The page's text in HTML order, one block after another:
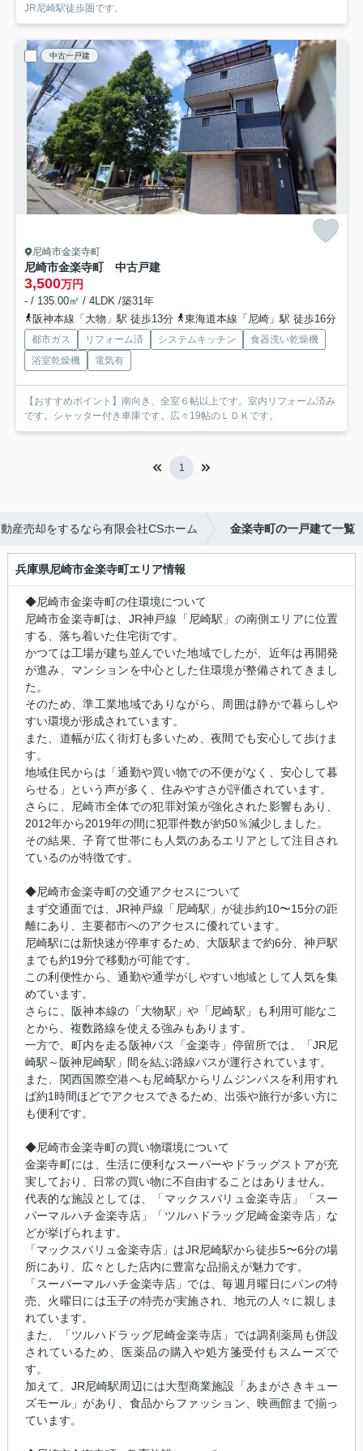
JR尼崎駅徒歩圏です。
中古一戸建
尼崎市金楽寺町
尼崎市金楽寺町 中古戸建
3,500万円
- / 135.00㎡ / 4LDK /築31年
阪神本線「大物」駅 徒歩13分
東海道本線「尼崎」駅 徒歩16分
都市ガス リフォーム済 システムキッチン
食器洗い乾燥機
浴室乾燥機
電気有
【おすすめポイント】南向き、全室６帖以上です。室内リフォーム済み
です。シャッター付き車庫です。広々19帖のＬＤＫです。
1
産売却をするなら有限会社CSホーム 金楽寺町の一戸建て一覧
兵庫県尼崎市金楽寺町エリア情報
◆尼崎市金楽寺町の住環境について
尼崎市金楽寺町は、JR神戸線「尼崎駅」の南側エリアに位置
する、落ち着いた住宅街です。
かつては工場が建ち並んでいた地域でしたが、近年は再開発
が進み、マンションを中心とした住環境が整備されてきまし
た。
そのため、準工業地域でありながら、周囲は静かで暮らしや
すい環境が形成されています。
また、道幅が広く街灯も多いため、夜間でも安心して歩けま
す。
地域住民からは「通勤や買い物での不便がなく、安心して暮
らせる」という声が多く、住みやすさが評価されています。
さらに、尼崎市全体での犯罪対策が強化された影響もあり、
2012年から2019年の間に犯罪件数が約50％減少しました。
その結果、子育て世帯にも人気のあるエリアとして注目され
ているのが特徴です。
◆尼崎市金楽寺町の交通アクセスについて
まず交通面では、JR神戸線「尼崎駅」が徒歩約10〜15分の距
離にあり、主要都市へのアクセスに優れています。
尼崎駅には新快速が停車するため、大阪駅まで約6分、神戸駅
までも約19分で移動が可能です。
この利便性から、通勤や通学がしやすい地域として人気を集
めています。
さらに、阪神本線の「大物駅」や「尼崎駅」も利用可能なこ
とから、複数路線を使える強みもあります。
一方で、町内を走る阪神バス「金楽寺」停留所では、「JR尼
崎駅～阪神尼崎駅」間を結ぶ路線バスが運行されています。
また、関西国際空港へも尼崎駅からリムジンバスを利用すれ
ば約1時間ほどでアクセスできるため、出張や旅行が多い方に
も便利です。
◆尼崎市金楽寺町の買い物環境について
金楽寺町には、生活に便利なスーパーやドラッグストアが充
実しており、日常の買い物に不自由することはありません。
代表的な施設としては、「マックスバリュ金楽寺店」「スー
パーマルハチ金楽寺店」「ツルハドラッグ尼崎金楽寺店」な
どが挙げられます。
「マックスバリュ金楽寺店」はJR尼崎駅から徒歩5〜6分の場
所にあり、広々とした店内に豊富な品揃えが魅力です。
「スーパーマルハチ金楽寺店」では、毎週月曜日にパンの特
売、火曜日には玉子の特売が実施され、地元の人々に親しま
れています。
また、「ツルハドラッグ尼崎金楽寺店」では調剤薬局も併設
されているため、医薬品の購入や処方箋受付もスムーズで
す。
加えて、JR尼崎駅周辺には大型商業施設「あまがさきキュー
ズモール」があり、食品からファッション、映画館まで揃っ
ています。